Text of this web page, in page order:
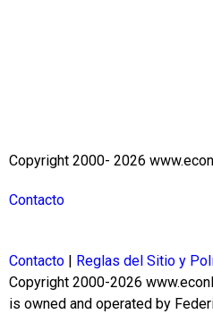
Copyright 2000- 2026
Contacto
Contacto Reglas del Sitio y
Copyright 2000-2026
is owned and operated by